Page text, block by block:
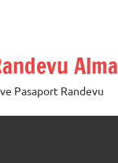
Alma
Pasaport Randevu